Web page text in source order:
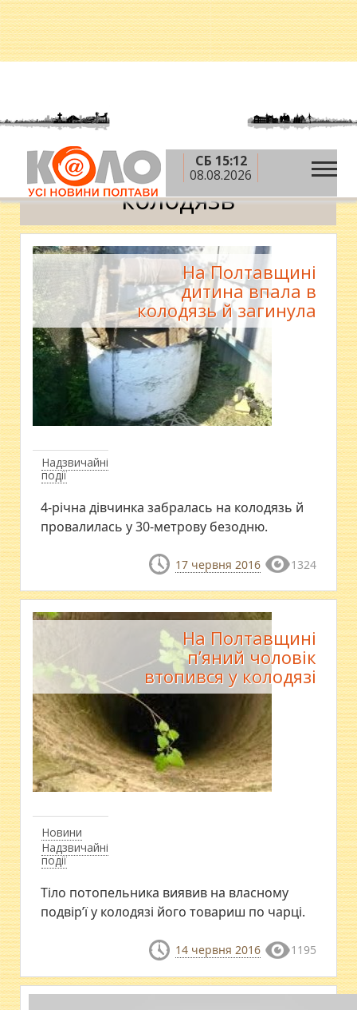
СБ 15:12
08.08.2026
Головна » колодязь
колодязь
Надзвичайні
події
На Полтавщині
дитина впала в
колодязь й загинула
4-річна дівчинка забралась на колодязь й
провалилась у 30-метрову безодню.
17 червня 2016 1324
Новини
Надзвичайні
події
На Полтавщині
п’яний чоловік
втопився у колодязі
Тіло потопельника виявив на власному
подвір’ї у колодязі його товариш по чарці.
14 червня 2016 1195